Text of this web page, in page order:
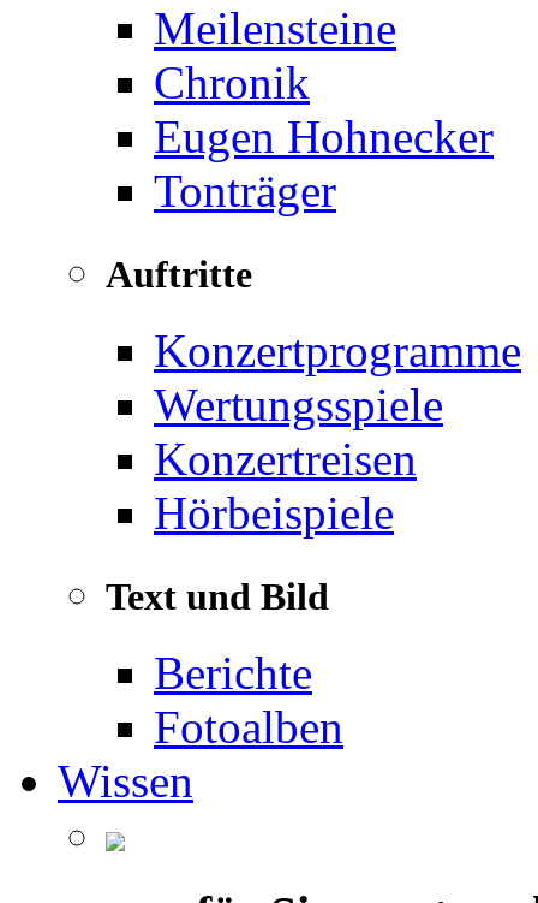
Meilensteine
Chronik
Eugen Hohnecker
Tonträger
Auftritte
Konzertprogramme
Wertungsspiele
Konzertreisen
Hörbeispiele
Text und Bild
Berichte
Fotoalben
Wissen